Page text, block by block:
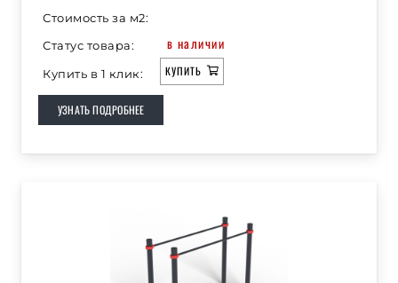
Стоимость за м2:
Статус товара:
в наличии
Купить в 1 клик: КУПИТЬ
УЗНАТЬ ПОДРОБНЕЕ